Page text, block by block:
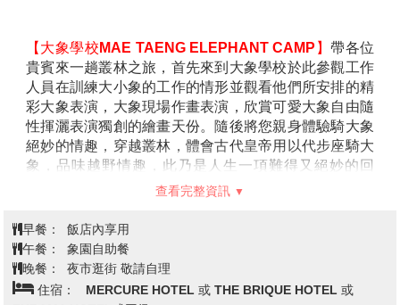
泰﹑緬﹑寮三國領土相銜接的地方，以(湄公、美塞)兩
河的交匯，成為自然國界。您將於此處搭乘長尾船遊覽
湄公河，觀看兩岸人民生活情形。
【金三角鴉片之家】此館展現鴉片的來歷，非法毒品的
衝擊，並提供給學者研究及探討，深具教育意義。「金
三角」這三個字本身就會讓人聯想起此處是鴉片及海洛
英的量產地，也是毒品製造、交易、邊界、內戰、軍隊
人。茶園創立於1970 年代，由華人引進技術種植優質
茶葉，是泰國知名的茶葉品牌之一。園內設有現代感十
足的觀景茶館，提供多款茶飲與精緻甜點，是拍照打卡
與品茗休憩的絕佳景點，深受遊客喜愛。
【觀音大佛寺】位於泰國清萊北郊，是融合中式與泰北
蘭納風格的佛教聖地。寺中最醒目的地標是一座高約90
米的白色觀音像，可乘電梯登頂遠眺山林與稻田景致。
藝術氛圍。這裡不僅適合祈福，也是一處充滿寧靜與文
【清萊玉佛寺Wat Phra Kaew】
泰國古時代便是清萊府之重要寶剎，佛曆1977年，在一
次雷電射擊佛寺內一座佛塔時，才發現于佛塔中隱藏有
一尊玉佛，據歷史記載，此尊玉佛隱藏在清萊府。玉佛
查看完整資訊
WIANG INN酒店自助餐$250B
晚餐：
王府泰式帝王宴+椰子$450B
住宿： MERCURE HOTEL 或 THE BRIQUE HOTEL 或 AE
LANA 或 FURAMA HOTEL或同級